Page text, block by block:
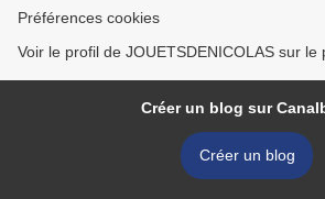
Préférences cookies
Voir le profil de JOUETSDENICOLAS sur le
Créer un blog sur
Créer un blog